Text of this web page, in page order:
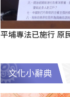
平埔專法已施行 原
文化小辭典